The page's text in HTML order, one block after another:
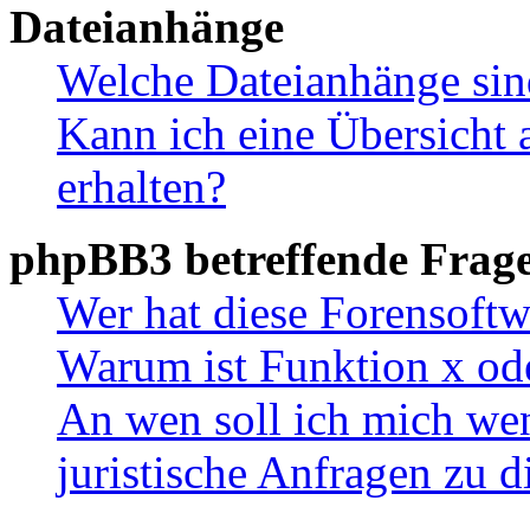
Dateianhänge
Welche Dateianhänge
Kann ich eine Übersicht
erhalten?
phpBB3 betreffende
Wer hat diese
Warum ist Funktion x
An wen soll ich mich
juristische Anfragen zu